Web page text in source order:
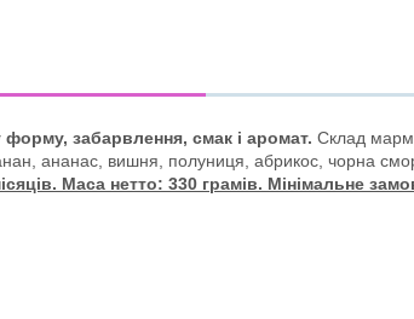
забарвлення, смак і аромат. Склад
ананас, вишня, полуниця, абрикос, чорна
Маса нетто: 330 грамів. Мінімальне